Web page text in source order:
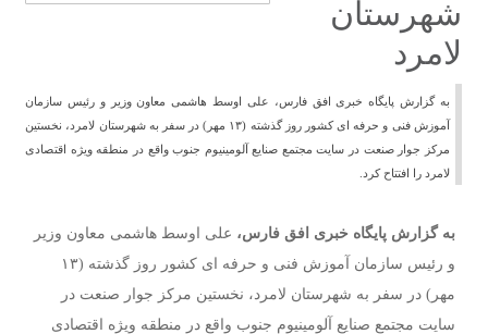
شهرستان
لامرد
به گزارش پایگاه خبری افق فارس، علی اوسط هاشمی معاون وزیر و رئیس سازمان
آموزش فنی و حرفه ای کشور روز گذشته (۱۳ مهر) در سفر به شهرستان لامرد، نخستین
مرکز جوار صنعت در سایت مجتمع صنایع آلومینیوم جنوب واقع در منطقه ویژه اقتصادی
لامرد را افتتاح کرد.
به گزارش پایگاه خبری افق فارس، علی اوسط هاشمی معاون وزیر
و رئیس سازمان آموزش فنی و حرفه ای کشور روز گذشته (۱۳
مهر) در سفر به شهرستان لامرد، نخستین مرکز جوار صنعت در
سایت مجتمع صنایع آلومینیوم جنوب واقع در منطقه ویژه اقتصادی